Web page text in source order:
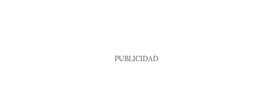
PUBLICIDAD